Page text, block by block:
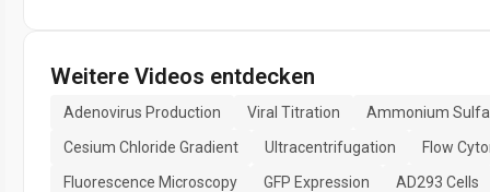
Weitere Videos entdecken
Adenovirus Production Viral Titration
Ammonium
Cesium Chloride Gradient
Ultracentrifugation
Flow
Fluorescence Microscopy
GFP Expression AD293 Cells